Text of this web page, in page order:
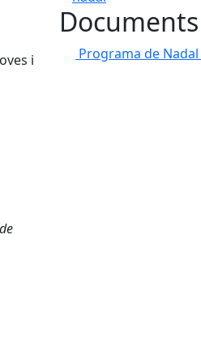
i
Documents
Programa de Nadal